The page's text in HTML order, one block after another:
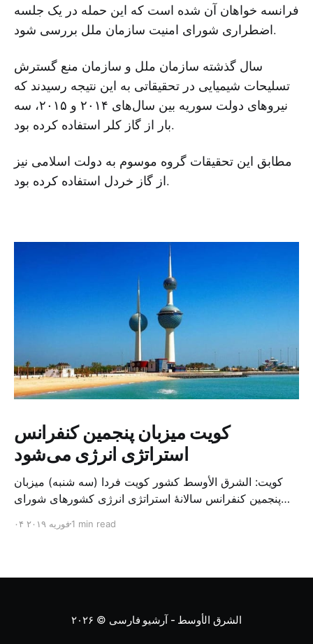
فرانسه خواهان آن شده است که این حمله در یک جلسه
اضطراری شورای امنیت سازمان ملل بررسی شود.
سال گذشته سازمان ملل و سازمان منع گسترش
تسلیحات شیمیایی در تحقیقاتی به این نتیجه رسیدند که
نیروهای دولت سوریه بین سال‌های ۲۰۱۴ و ۲۰۱۵، سه
بار از گاز کلر استفاده کرده بود.
مطابق این تحقیقات گروه موسوم به دولت اسلامی نیز
از گاز خردل استفاده کرده بود.
کویت میزبان پنجمین کنفرانس
استراتژی انرژی می‌شود
کویت: الشرق الأوسط کشور کویت فردا (سه شنبه) میزبان
پنجمین کنفرانس سالانهٔ استراتژی انرژی کشورهای شورای
متخصص از شرکت‌های جهانی نفت و گاز در این کنفرانس
۰۴ فوریه ۲۰۱۹1 min read
الشرق الأوسط - آرشیو فارسی © ۲۰۲۶